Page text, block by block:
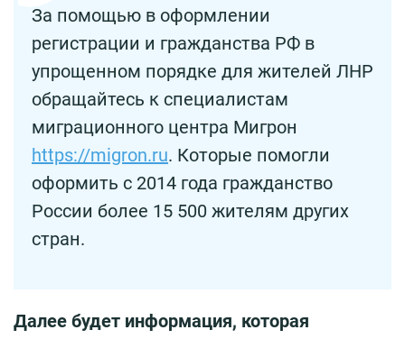
За помощью в оформлении
регистрации и гражданства РФ в
упрощенном порядке для жителей ЛНР
обращайтесь к специалистам
миграционного центра Мигрон
https://migron.ru. Которые помогли
оформить с 2014 года гражданство
России более 15 500 жителям других
стран.
Далее будет информация, которая